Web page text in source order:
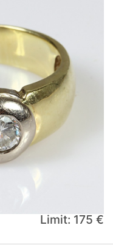
Limit: 175 €